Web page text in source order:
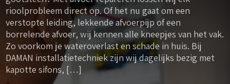
rioolprobleem direct op. Of het nu gaat om een
verstopte leiding, lekkende afvoerpijp of een
borrelende afvoer, wij kennen alle kneepjes van het vak.
Zo voorkom je wateroverlast en schade in huis. Bij
DAMAN installatietechniek zijn wij dagelijks bezig met
kapotte sifons, […]